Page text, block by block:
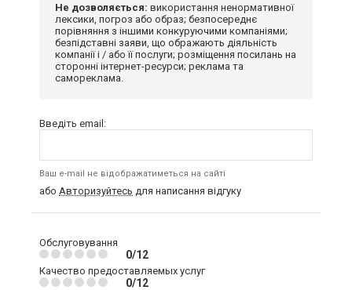
Не дозволяється: використання ненормативної
лексики, погроз або образ; безпосереднє
порівняння з іншими конкуруючими компаніями;
безпідставні заяви, що ображають діяльність
компанії і / або її послуги; розміщення посилань на
сторонні інтернет-ресурси; реклама та
самореклама.
Введіть email:
Ваш e-mail не відображатиметься на сайті
або Авторизуйтесь для написання відгуку
Обслуговування
0/12
Качество предоставляемых услуг
0/12